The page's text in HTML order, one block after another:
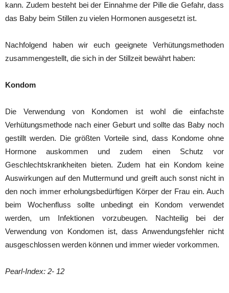
kann. Zudem besteht bei der Einnahme der Pille die Gefahr, dass
das Baby beim Stillen zu vielen Hormonen ausgesetzt ist.
Nachfolgend haben wir euch geeignete Verhütungsmethoden
zusammengestellt, die sich in der Stillzeit bewährt haben:
Kondom
Die Verwendung von Kondomen ist wohl die einfachste
Verhütungsmethode nach einer Geburt und sollte das Baby noch
gestillt werden. Die größten Vorteile sind, dass Kondome ohne
Hormone auskommen und zudem einen Schutz vor
Geschlechtskrankheiten bieten. Zudem hat ein Kondom keine
Auswirkungen auf den Muttermund und greift auch sonst nicht in
den noch immer erholungsbedürftigen Körper der Frau ein. Auch
beim Wochenfluss sollte unbedingt ein Kondom verwendet
werden, um Infektionen vorzubeugen. Nachteilig bei der
Verwendung von Kondomen ist, dass Anwendungsfehler nicht
ausgeschlossen werden können und immer wieder vorkommen.
Pearl-Index: 2- 12